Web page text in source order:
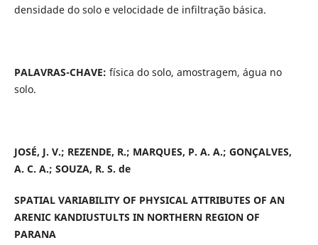
densidade do solo e velocidade de infiltração básica.
PALAVRAS-CHAVE: física do solo, amostragem, água no
solo.
JOSÉ, J. V.; REZENDE, R.; MARQUES, P. A. A.; GONÇALVES,
A. C. A.; SOUZA, R. S. de
SPATIAL VARIABILITY OF PHYSICAL ATTRIBUTES OF AN
ARENIC KANDIUSTULTS IN NORTHERN REGION OF
PARANA